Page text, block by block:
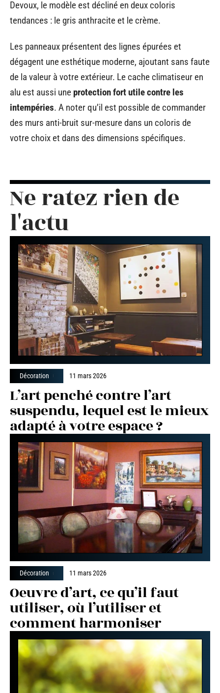
Devoux, le modèle est décliné en deux coloris
tendances : le gris anthracite et le crème.
Les panneaux présentent des lignes épurées et
dégagent une esthétique moderne, ajoutant sans faute
de la valeur à votre extérieur. Le cache climatiseur en
alu est aussi une protection fort utile contre les
intempéries. A noter qu’il est possible de commander
des murs anti-bruit sur-mesure dans un coloris de
votre choix et dans des dimensions spécifiques.
Ne ratez rien de
l'actu
Décoration 11 mars 2026
L’art penché contre l’art
suspendu, lequel est le mieux
adapté à votre espace ?
Décoration 11 mars 2026
Oeuvre d’art, ce qu’il faut
utiliser, où l’utiliser et
comment harmoniser